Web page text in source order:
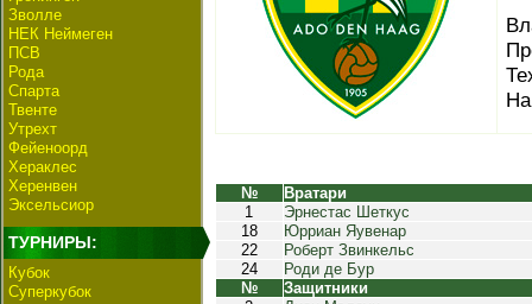
Зволле
НЕК Неймеген
ПСВ
Рода
Спарта
Твенте
Утрехт
Фейеноорд
Хераклес
Херенвен
Эксельсиор
ТУРНИРЫ:
Кубок
Суперкубок
№
Вратари
1
Эрнестас Шеткус
18
Юрриан Яувенар
22
Роберт Звинкельс
24
Роди де Бур
№
Защитники